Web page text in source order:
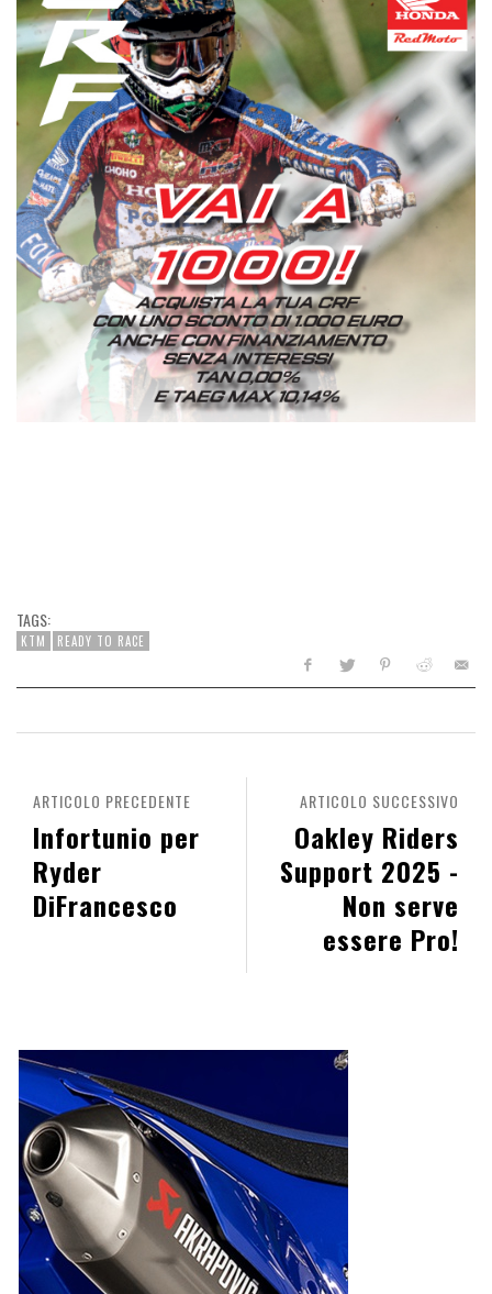
TAGS:
KTM READY TO RACE
ARTICOLO SUCCESSIVO
Oakley Riders
Support 2025 -
Non serve
essere Pro!
ARTICOLO PRECEDENTE
Infortunio per
Ryder
DiFrancesco